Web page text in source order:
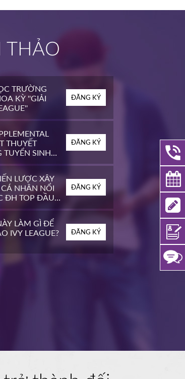
THẢO
TRƯỜNG
KỲ ''GIẢI
ĐĂNG KÝ
THUYẾT
SINH
ĐĂNG KÝ
LƯỢC XÂY
NHÂN NỔI
ĐH TOP ĐẦU
ĐĂNG KÝ
LÀM GÌ ĐỂ
IVY LEAGUE?
ĐĂNG KÝ